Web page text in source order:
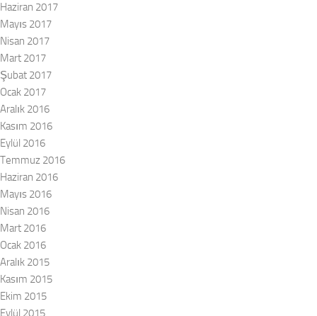
Haziran 2017
Mayıs 2017
Nisan 2017
Mart 2017
Şubat 2017
Ocak 2017
Aralık 2016
Kasım 2016
Eylül 2016
Temmuz 2016
Haziran 2016
Mayıs 2016
Nisan 2016
Mart 2016
Ocak 2016
Aralık 2015
Kasım 2015
Ekim 2015